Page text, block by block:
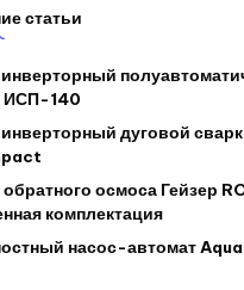
статьи
ИСП-140
дуговой
осмоса Гейзер
комплектация
насос-автомат